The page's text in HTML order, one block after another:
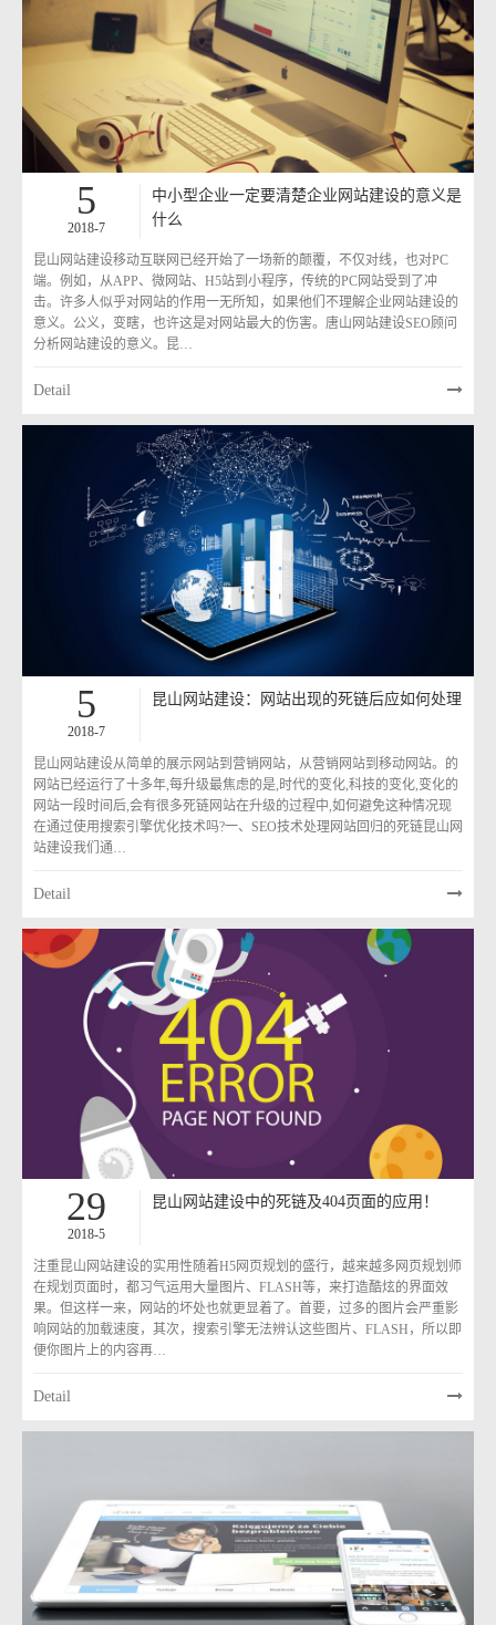
5
2018-7
中小型企业一定要清楚企业网站建设的意义是
什么
昆山网站建设移动互联网已经开始了一场新的颠覆，不仅对线，也对PC
端。例如，从APP、微网站、H5站到小程序，传统的PC网站受到了冲
击。许多人似乎对网站的作用一无所知，如果他们不理解企业网站建设的
意义。公义，变瞎，也许这是对网站最大的伤害。唐山网站建设SEO顾问
分析网站建设的意义。昆…
Detail
5
2018-7
昆山网站建设：网站出现的死链后应如何处理
昆山网站建设从简单的展示网站到营销网站，从营销网站到移动网站。的
网站已经运行了十多年,每升级最焦虑的是,时代的变化,科技的变化,变化的
网站一段时间后,会有很多死链网站在升级的过程中,如何避免这种情况现
在通过使用搜索引擎优化技术吗?一、SEO技术处理网站回归的死链昆山网
站建设我们通…
Detail
29
2018-5
昆山网站建设中的死链及404页面的应用！
注重昆山网站建设的实用性随着H5网页规划的盛行，越来越多网页规划师
在规划页面时，都习气运用大量图片、FLASH等，来打造酷炫的界面效
果。但这样一来，网站的坏处也就更显着了。首要，过多的图片会严重影
响网站的加载速度，其次，搜索引擎无法辨认这些图片、FLASH，所以即
便你图片上的内容再…
Detail